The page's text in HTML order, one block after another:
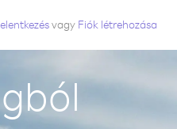
vagy Fiók létrehozása